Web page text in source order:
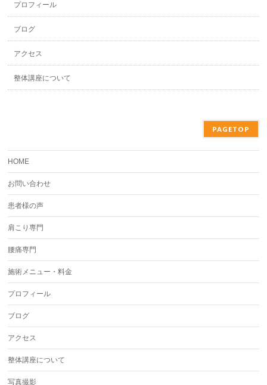
プロフィール
ブログ
アクセス
整体講座について
PAGETOP
HOME
お問い合わせ
患者様の声
肩こり専門
腰痛専門
施術メニュー・料金
プロフィール
ブログ
アクセス
整体講座について
写真撮影